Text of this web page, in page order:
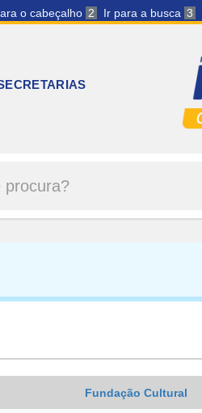
o cabeçalho 2 Ir para a busca 3
Fundação Cultural